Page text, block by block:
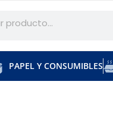
PAPEL Y CONSUMIBLES